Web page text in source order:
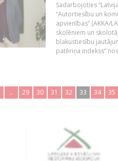
Sadarbojoties
“Autortiesību un
apvienības” (AKKA/
skolēniem un
blakustiesību
patēriņa indekss”
.. 29 30 31 32 33 34 35